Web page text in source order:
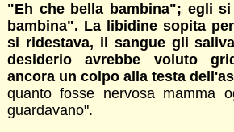
"Eh che bella bambina"; egli
bambina". La libidine sopita
si ridestava, il sangue gli
desiderio avrebbe voluto
ancora un colpo alla testa
quanto fosse nervosa mamma
guardavano".